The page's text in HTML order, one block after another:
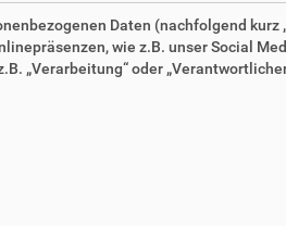
Daten (nachfolgend kurz
wie z.B. unser Social
„Verarbeitung“ oder